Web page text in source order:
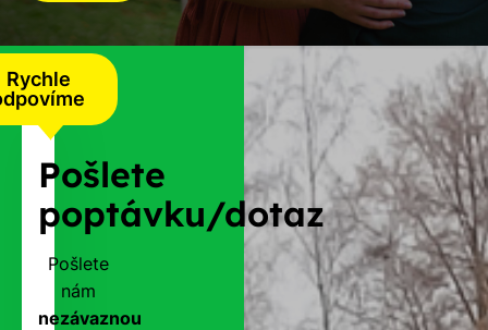
Rychle
Pošlete
poptávku/dotaz
Pošlete
nám
nezávaznou